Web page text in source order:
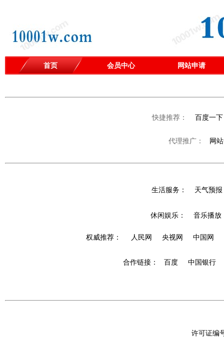
首页 会员中心 网站申请
快捷推荐： 百度一下
代理推广： 网
生活服务： 天气预报
休闲娱乐： 音乐播放
权威推荐： 人民网 央视网 中国网
合作链接： 百度 中国银行
许可证编